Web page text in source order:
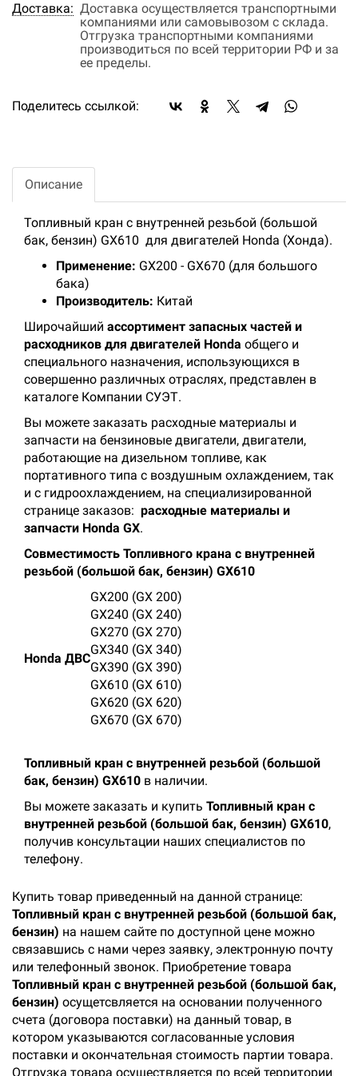
Доставка: Доставка осуществляется транспортными
компаниями или самовывозом с склада.
Отгрузка транспортными компаниями
производиться по всей территории РФ и за
ее пределы.
Поделитесь ссылкой:
Описание
Топливный кран с внутренней резьбой (большой
бак, бензин) GX610 для двигателей Honda (Хонда).
Применение: GX200 - GX670 (для большого
бака)
Производитель: Китай
Широчайший ассортимент запасных частей и
расходников для двигателей Honda общего и
специального назначения, использующихся в
совершенно различных отраслях, представлен в
каталоге Компании СУЭТ.
Вы можете заказать расходные материалы и
запчасти на бензиновые двигатели, двигатели,
работающие на дизельном топливе, как
портативного типа с воздушным охлаждением, так
и с гидроохлаждением, на специализированной
странице заказов: расходные материалы и
запчасти Honda GX.
Совместимость Топливного крана с внутренней
резьбой (большой бак, бензин) GX610
Honda ДВС
GX200 (GX 200)
GX240 (GX 240)
GX270 (GX 270)
GX340 (GX 340)
GX390 (GX 390)
GX610 (GX 610)
GX620 (GX 620)
GX670 (GX 670)
Топливный кран с внутренней резьбой (большой
бак, бензин) GX610 в наличии.
Вы можете заказать и купить Топливный кран с
внутренней резьбой (большой бак, бензин) GX610,
получив консультации наших специалистов по
телефону.
Купить товар приведенный на данной странице:
Топливный кран с внутренней резьбой (большой бак,
бензин) на нашем сайте по доступной цене можно
связавшись с нами через заявку, электронную почту
или телефонный звонок. Приобретение товара
Топливный кран с внутренней резьбой (большой бак,
бензин) осущетсвляется на основании полученного
счета (договора поставки) на данный товар, в
котором указываются согласованные условия
поставки и окончательная стоимость партии товара.
Отгрузка товара осуществляется по всей территории